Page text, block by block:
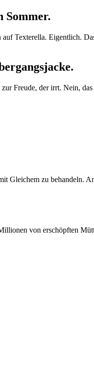
Sommer.
auf Texterella. Eigentlich.
Freude, der irrt. Nein,
Gleichem zu behandeln.
von erschöpften